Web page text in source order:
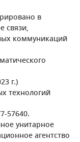
в
связи,
коммуникаций
г.)
технологий
57640.
унитарное
агентство